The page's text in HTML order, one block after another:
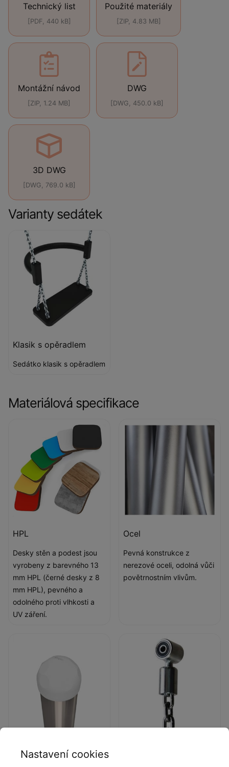
Technický list
[PDF, 440 kB]
Použité materiály
[ZIP, 4.83 MB]
Montážní návod
[ZIP, 1.24 MB]
DWG
[DWG, 450.0 kB]
3D DWG
[DWG, 769.0 kB]
Varianty sedátek
Klasik s opěradlem
Sedátko klasik s opěradlem
Materiálová specifikace
HPL
Desky stěn a podest jsou
vyrobeny z barevného 13
mm HPL (černé desky z 8
mm HPL), pevného a
odolného proti vlhkosti a
UV záření.
Ocel
Pevná konstrukce z
nerezové oceli, odolná vůči
povětrnostním vlivům.
Trubkové zátky
Nastavení cookies